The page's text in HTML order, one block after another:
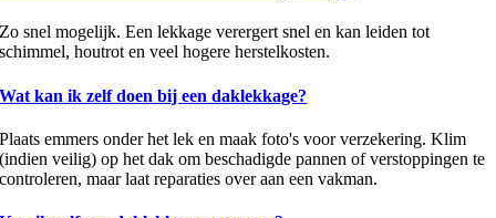
Zo snel mogelijk. Een lekkage verergert snel en kan leiden tot
schimmel, houtrot en veel hogere herstelkosten.
Wat kan ik zelf doen bij een daklekkage?
Plaats emmers onder het lek en maak foto's voor verzekering. Klim
(indien veilig) op het dak om beschadigde pannen of verstoppingen te
controleren, maar laat reparaties over aan een vakman.